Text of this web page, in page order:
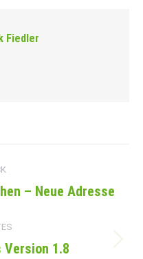
Fiedler
– Neue Adresse
Version 1.8